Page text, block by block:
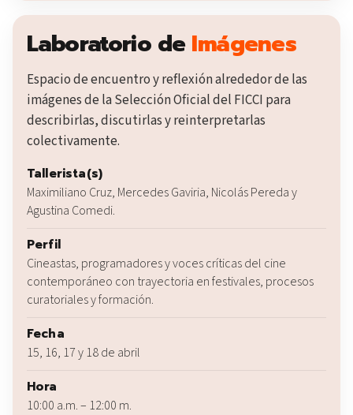
Laboratorio deImágenes
Espacio de encuentro y reflexión alrededor de las
imágenes de la Selección Oficial del FICCI para
describirlas, discutirlas y reinterpretarlas
colectivamente.
Tallerista(s)
Maximiliano Cruz, Mercedes Gaviria, Nicolás Pereda y
Agustina Comedi.
Perfil
Cineastas, programadores y voces críticas del cine
contemporáneo con trayectoria en festivales, procesos
curatoriales y formación.
Fecha
15, 16, 17 y 18 de abril
Hora
10:00 a.m. – 12:00 m.